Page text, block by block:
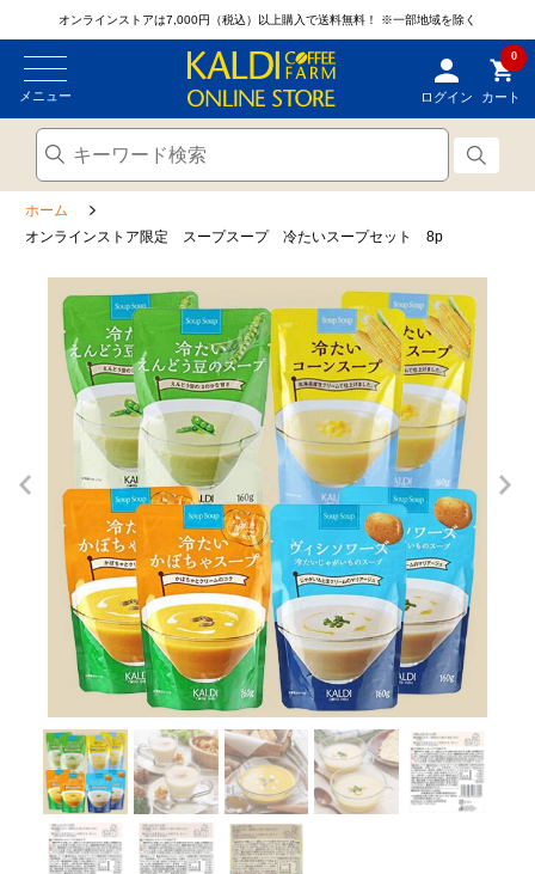
オンラインストアは7,000円（税込）以上購入で送料無料！ ※一部地域を除く
メニュー ログイン
0
カート
ホーム
オンラインストア限定 スープスープ 冷たいスープセット 8p